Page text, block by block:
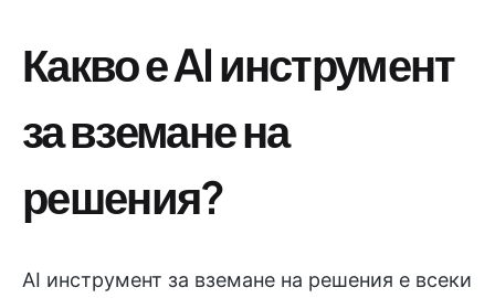
Какво е AI инструмент
за вземане на
решения?
AI инструмент за вземане на решения е всеки